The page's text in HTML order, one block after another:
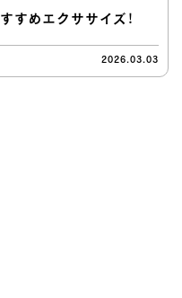
すめエクササイズ！
2026.03.03